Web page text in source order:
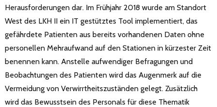
Herausforderungen dar. Im Frühjahr 2018 wurde am Standort
West des LKH II ein IT gestütztes Tool implementiert, das
gefährdete Patienten aus bereits vorhandenen Daten ohne
personellen Mehraufwand auf den Stationen in kürzester Zeit
benennen kann. Anstelle aufwendiger Befragungen und
Beobachtungen des Patienten wird das Augenmerk auf die
Vermeidung von Verwirrtheitszuständen gelegt. Zusätzlich
wird das Bewusstsein des Personals für diese Thematik